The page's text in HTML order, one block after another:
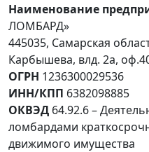
Наименование
ЛОМБАРД»
445035, Самарская
Карбышева, влд. 2а,
ОГРН 1236300029536
ИНН/КПП 6382098885
ОКВЭД 64.92.6 –
ломбардами
движимого имущества